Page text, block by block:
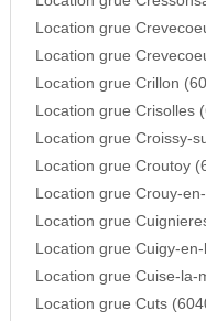
Location grue
Location grue
Location grue Crillon
Location grue Crisolles
Location grue Croissy-
Location grue Croutoy
Location grue Crouy-
Location grue
Location grue Cuigy-
Location grue Cuise-la-
Location grue Cuts